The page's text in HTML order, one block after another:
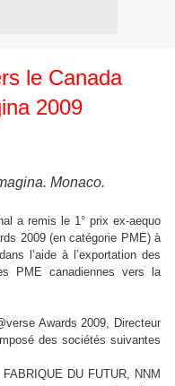
le Canada
2009
Monaco.
a remis le 1° prix ex-aequo
2009 (en catégorie PME) à
l’aide à l’exportation des
PME canadiennes vers la
Awards 2009, Directeur
des sociétés suivantes
DU FUTUR, NNM